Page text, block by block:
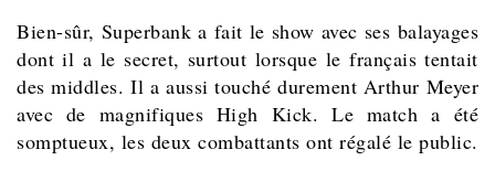
Bien-sûr, Superbank a fait le show avec ses balayages
dont il a le secret, surtout lorsque le français tentait
des middles. Il a aussi touché durement Arthur Meyer
avec de magnifiques High Kick. Le match a été
somptueux, les deux combattants ont régalé le public.